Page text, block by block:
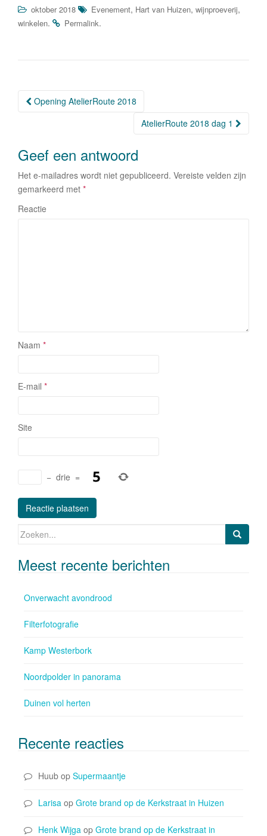
c
o
tt
k
e
oktober 2018 Evenement, Hart van Huizen, wijnproeverij,
winkelen. Permalink.
Berichtnavigatie
Opening AtelierRoute 2018
AtelierRoute 2018 dag 1
Geef een antwoord
Het e-mailadres wordt niet gepubliceerd. Vereiste velden zijn
gemarkeerd met *
Reactie
Naam *
E-mail *
Site
− drie =
Zoeken naar:
Meest recente berichten
Onverwacht avondrood
Filterfotografie
Kamp Westerbork
Noordpolder in panorama
Duinen vol herten
Recente reacties
Huub op Supermaantje
Larisa op Grote brand op de Kerkstraat in Huizen
Henk Wijga op Grote brand op de Kerkstraat in